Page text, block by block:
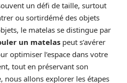
un défi de taille, surtout
ou sortirdémé des objets
le matelas se distingue par
un matelas peut s’avérer
optimiser l’espace dans votre
tout en préservant son
nous allons explorer les étapes